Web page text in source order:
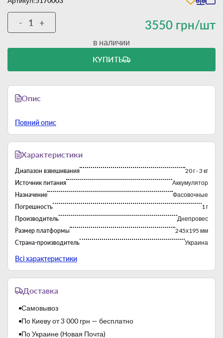
3550 грн/шт
- +
в наличии
КУПИТЬ
Опис
Повний опис
Характеристики
Диапазон взвешивания
20 г - 3 кг
Источник питания
Аккумулятор
Назначение
Фасовочные
Погрешность
1 г
Производитель
Днепровес
Размер платформы
245х195 мм
Страна-производитель
Украина
Тип
Всі характеристики
Доставка
Самовывоз
По Киеву от 3 000 грн — бесплатно
По Украине (Новая Почта)